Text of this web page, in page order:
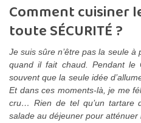
Comment cuisiner
toute SÉCURITÉ ?
Je suis sûre n’être pas la seule
quand il fait chaud. Pendant le
souvent que la seule idée
Et dans ces moments-là, je me
cru… Rien de tel qu’un tartare
salade au déjeuner pour atténuer